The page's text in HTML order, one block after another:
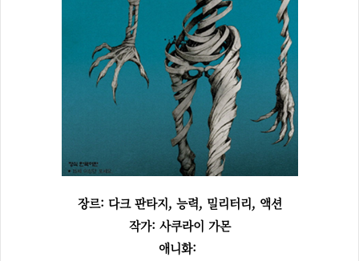
장르: 다크 판타지, 능력, 밀리터리, 액션
작가: 사쿠라이 가몬
애니화: